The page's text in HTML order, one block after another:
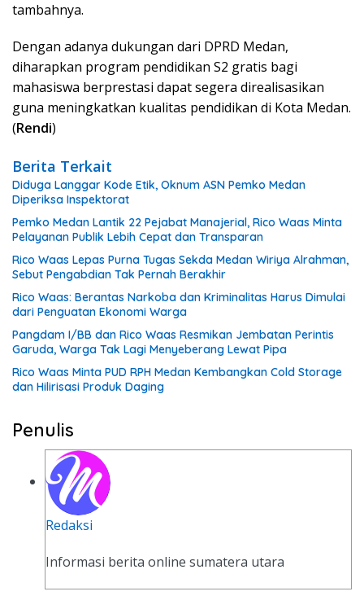
tambahnya.
Dengan adanya dukungan dari DPRD Medan,
diharapkan program pendidikan S2 gratis bagi
mahasiswa berprestasi dapat segera direalisasikan
guna meningkatkan kualitas pendidikan di Kota Medan.
(Rendi)
Berita Terkait
Diduga Langgar Kode Etik, Oknum ASN Pemko Medan
Diperiksa Inspektorat
Pemko Medan Lantik 22 Pejabat Manajerial, Rico Waas Minta
Pelayanan Publik Lebih Cepat dan Transparan
Rico Waas Lepas Purna Tugas Sekda Medan Wiriya Alrahman,
Sebut Pengabdian Tak Pernah Berakhir
Rico Waas: Berantas Narkoba dan Kriminalitas Harus Dimulai
dari Penguatan Ekonomi Warga
Pangdam I/BB dan Rico Waas Resmikan Jembatan Perintis
Garuda, Warga Tak Lagi Menyeberang Lewat Pipa
Rico Waas Minta PUD RPH Medan Kembangkan Cold Storage
dan Hilirisasi Produk Daging
Penulis
Redaksi
Informasi berita online sumatera utara